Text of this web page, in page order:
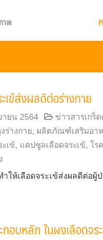
าพ
เข้ส่งผลดีต่อร่างกาย
ายน 2564 ข่าวสารเกร็
ร่างกาย ผลิตภัณฑ์เสริมอา
เข้
แคปซูลเลือดจระเข้ โร
ำให้เลือดจระเข้ส่งผลดีต่อ
อบหลัก ในผงเลือดจร